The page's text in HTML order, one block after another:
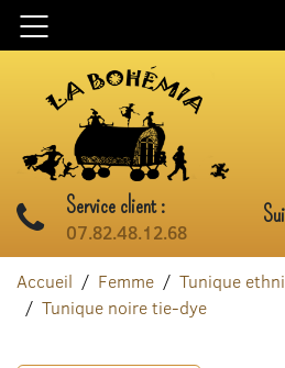
Aller au contenu
Service client :
07.82.48.12.68
Accueil Femme
Tunique
Tunique noire tie-dye